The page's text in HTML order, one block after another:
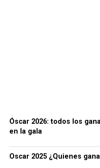
Óscar 2026: todos los
en la gala
Oscar 2025 ¿Quienes